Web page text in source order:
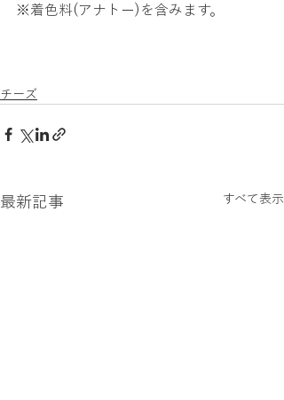
※着色料(アナトー)を含みます。
チーズ
最新記事 すべて表示